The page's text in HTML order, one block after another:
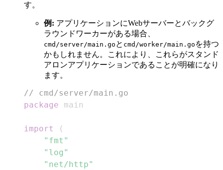
す。
例: アプリケーションにWebサーバーとバックグ
ラウンドワーカーがある場合、
cmd/server/main.go と cmd/worker/main.go を持つ
かもしれません。これにより、これらがスタンド
アロンアプリケーションであることが明確になり
ます。
// cmd/server/main.go
package
import
(
"fmt"
"log"
"net/http"